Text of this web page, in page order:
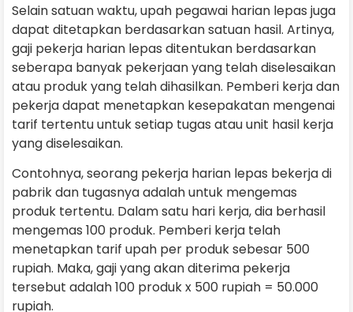
Selain satuan waktu, upah pegawai harian lepas juga
dapat ditetapkan berdasarkan satuan hasil. Artinya,
gaji pekerja harian lepas ditentukan berdasarkan
seberapa banyak pekerjaan yang telah diselesaikan
atau produk yang telah dihasilkan. Pemberi kerja dan
pekerja dapat menetapkan kesepakatan mengenai
tarif tertentu untuk setiap tugas atau unit hasil kerja
yang diselesaikan.
Contohnya, seorang pekerja harian lepas bekerja di
pabrik dan tugasnya adalah untuk mengemas
produk tertentu. Dalam satu hari kerja, dia berhasil
mengemas 100 produk. Pemberi kerja telah
menetapkan tarif upah per produk sebesar 500
rupiah. Maka, gaji yang akan diterima pekerja
tersebut adalah 100 produk x 500 rupiah = 50.000
rupiah.